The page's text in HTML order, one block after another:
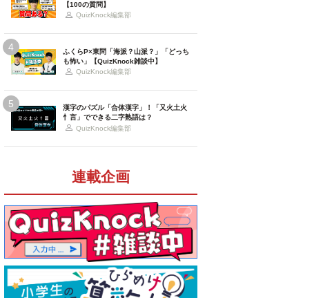
【100の質問】
QuizKnock編集部
4
ふくらP×東問「海派？山派？」「どっち
も怖い」【QuizKnock雑談中】
QuizKnock編集部
5
漢字のパズル「合体漢字」！「又火土火
忄言」でできる二字熟語は？
QuizKnock編集部
連載企画